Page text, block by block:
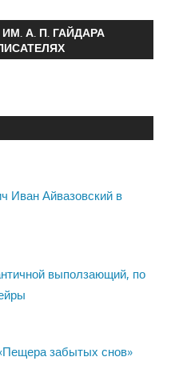
А. П. ГАЙДАРА
Иван Айвазовский в
выползающий, по
забытых снов»